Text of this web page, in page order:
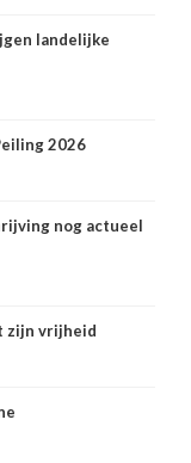
landelijke
2026
nog actueel
zijn vrijheid